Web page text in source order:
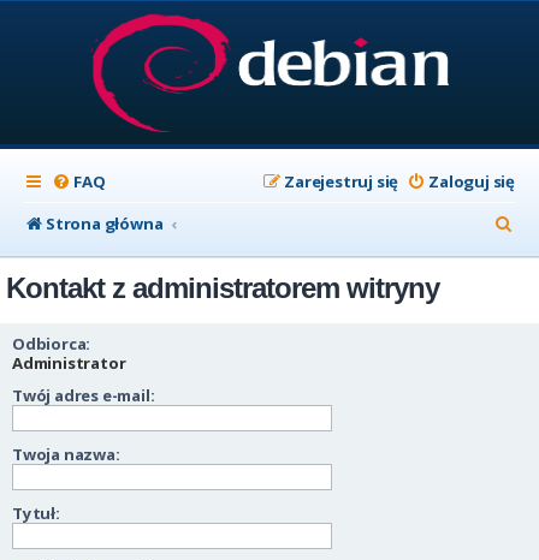
FAQ Zaloguj się
Zarejestruj się
Strona główna
z
Kontakt z administratorem witryny
Odbiorca:
Administrator
Twój adres e-mail:
Twoja nazwa:
Tytuł: